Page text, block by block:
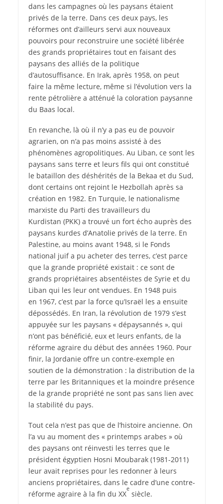
dans les campagnes où les paysans étaient
privés de la terre. Dans ces deux pays, les
réformes ont d’ailleurs servi aux nouveaux
pouvoirs pour reconstruire une société libérée
des grands propriétaires tout en faisant des
paysans des alliés de la politique
d’autosuffisance. En Irak, après 1958, on peut
faire la même lecture, même si l’évolution vers la
rente pétrolière a atténué la coloration paysanne
du Baas local.
En revanche, là où il n’y a pas eu de pouvoir
agrarien, on n’a pas moins assisté à des
phénomènes agropolitiques. Au Liban, ce sont les
paysans sans terre et leurs fils qui ont constitué
le bataillon des déshérités de la Bekaa et du Sud,
dont certains ont rejoint le Hezbollah après sa
création en 1982. En Turquie, le nationalisme
marxiste du Parti des travailleurs du
Kurdistan (PKK) a trouvé un fort écho auprès des
paysans kurdes d’Anatolie privés de la terre. En
Palestine, au moins avant 1948, si le Fonds
national juif a pu acheter des terres, c’est parce
que la grande propriété existait : ce sont de
grands propriétaires absentéistes de Syrie et du
Liban qui les leur ont vendues. En 1948 puis
en 1967, c’est par la force qu’Israël les a ensuite
dépossédés. En Iran, la révolution de 1979 s’est
appuyée sur les paysans « dépaysannés », qui
n’ont pas bénéficié, eux et leurs enfants, de la
réforme agraire du début des années 1960. Pour
finir, la Jordanie offre un contre-exemple en
soutien de la démonstration : la distribution de la
terre par les Britanniques et la moindre présence
de la grande propriété ne sont pas sans lien avec
la stabilité du pays.
Tout cela n’est pas que de l’histoire ancienne. On
l’a vu au moment des « printemps arabes » où
des paysans ont réinvesti les terres que le
président égyptien Hosni Moubarak (1981-2011)
leur avait reprises pour les redonner à leurs
anciens propriétaires, dans le cadre d’une contre-
réforme agraire à la fin du XX
e
siècle.